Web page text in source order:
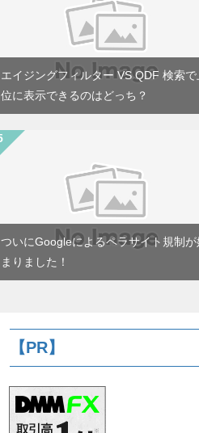
エイジングフィルター VS QDF 検索で
位に表示できるのはどっち？
ついにGoogleによるペラサイト規制が
まりました！
【PR】